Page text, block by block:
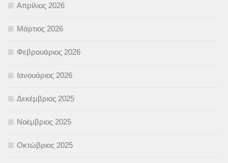
Απρίλιος 2026
Μάρτιος 2026
Φεβρουάριος 2026
Ιανουάριος 2026
Δεκέμβριος 2025
Νοέμβριος 2025
Οκτώβριος 2025